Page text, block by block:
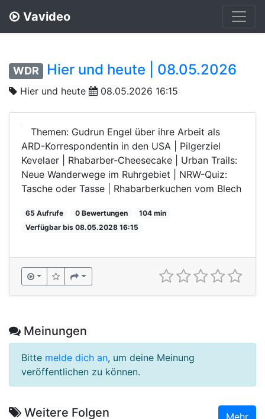
Vavideo
WDR Hier und heute | 08.05.2026
Hier und heute 08.05.2026 16:15
Themen: Gudrun Engel über ihre Arbeit als
ARD-Korrespondentin in den USA | Pilgerziel
Kevelaer | Rhabarber-Cheesecake | Urban Trails:
Neue Wanderwege im Ruhrgebiet | NRW-Quiz:
Tasche oder Tasse | Rhabarberkuchen vom Blech
65 Aufrufe 0 Bewertungen
104 min
Verfügbar bis 08.05.2028 16:15
Meinungen
Bitte melde dich an, um deine Meinung
veröffentlichen zu können.
Weitere Folgen Mehr